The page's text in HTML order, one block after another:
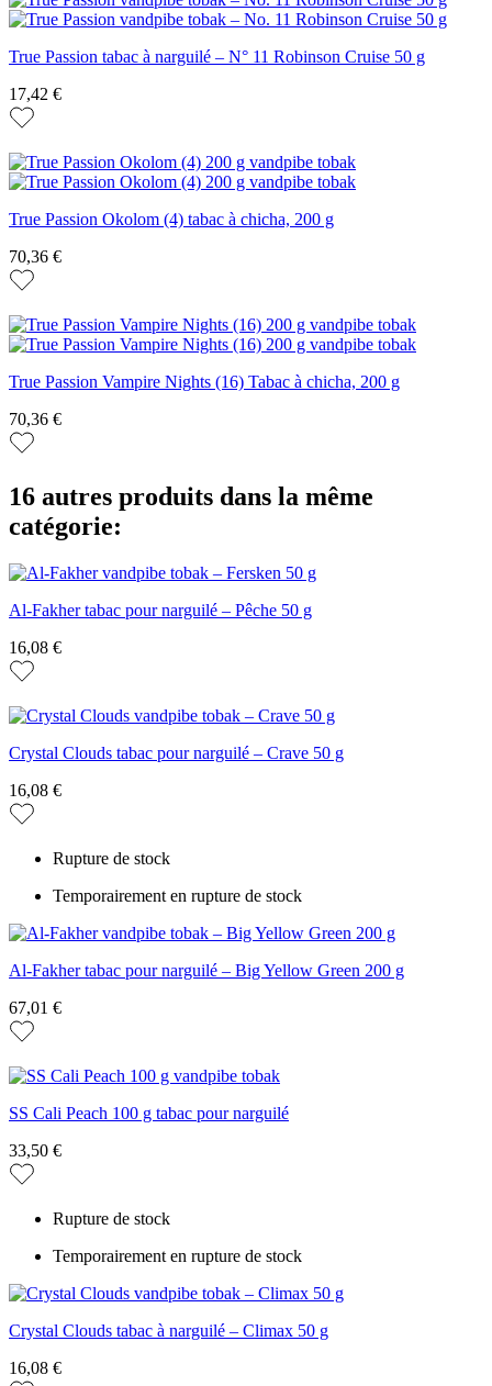
True Passion tabac à narguilé – N° 11 Robinson Cruise 50 g
17,42 €
True Passion Okolom (4) tabac à chicha, 200 g
70,36 €
True Passion Vampire Nights (16) Tabac à chicha, 200 g
70,36 €
16 autres produits dans la même
catégorie:
Al-Fakher tabac pour narguilé – Pêche 50 g
16,08 €
Crystal Clouds tabac pour narguilé – Crave 50 g
16,08 €
Rupture de stock
Temporairement en rupture de stock
Al-Fakher tabac pour narguilé – Big Yellow Green 200 g
67,01 €
SS Cali Peach 100 g tabac pour narguilé
33,50 €
Rupture de stock
Temporairement en rupture de stock
Crystal Clouds tabac à narguilé – Climax 50 g
16,08 €